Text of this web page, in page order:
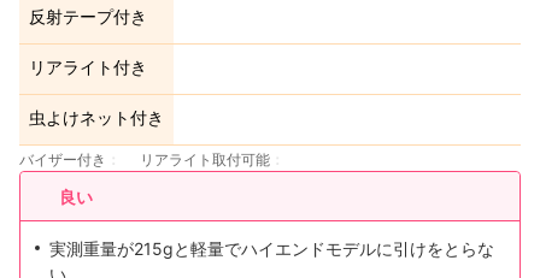
反射テープ付き
リアライト付き
虫よけネット付き
バイザー付き リアライト取付可能
良い
実測重量が215gと軽量でハイエンドモデルに引けをとらな